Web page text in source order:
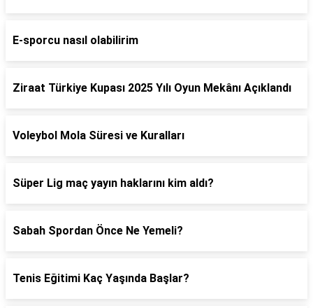
E-sporcu nasıl olabilirim
Ziraat Türkiye Kupası 2025 Yılı Oyun Mekânı Açıklandı
Voleybol Mola Süresi ve Kuralları
Süper Lig maç yayın haklarını kim aldı?
Sabah Spordan Önce Ne Yemeli?
Tenis Eğitimi Kaç Yaşında Başlar?